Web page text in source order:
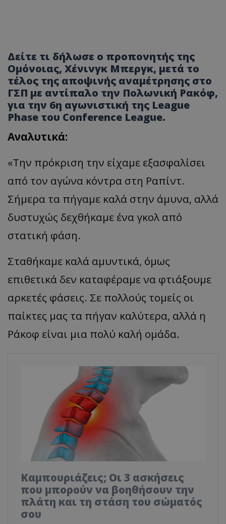
Δείτε τι δήλωσε ο προπονητής της
Ομόνοιας, Χένινγκ Μπεργκ, μετά το
τέλος της αποψινής αναμέτρησης στο
ΓΣΠ με αντίπαλο την Πολωνική Ρακόφ,
για την 6η αγωνιστική της League
Phase του Conference League.
Αναλυτικά:
«Την πρόκριση την είχαμε εξασφαλίσει
από τον αγώνα κόντρα στη Ραπίντ.
Σήμερα τα πήγαμε καλά στην άμυνα, αλλά
δυστυχώς δεχθήκαμε ένα γκολ από
στατική φάση.
Σταθήκαμε καλά αμυντικά, όμως
επιθετικά δεν καταφέραμε να φτιάξουμε
αρκετές φάσεις. Σε πολλούς τομείς οι
παίκτες μας τα πήγαν καλύτερα, αλλά η
Ράκοφ είναι μια πολύ καλή ομάδα.
Καμπουριάζεις; Οι 3 ασκήσεις
που μπορούν να βοηθήσουν την
πλάτη και τη στάση του σώματός
σου